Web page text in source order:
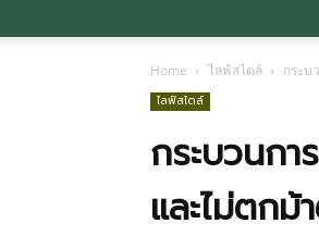
Home ไลฟ์สไตล์ กระบ
ไลฟ์สไตล์
กระบวนก
และไม่ตกม้